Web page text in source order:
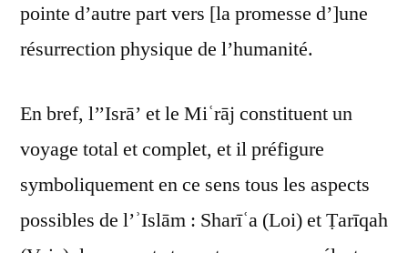
pointe d’autre part vers [la promesse d’]une
résurrection physique de l’humanité.
En bref, l’’Isrā’ et le Miʿrāj constituent un
voyage total et complet, et il préfigure
symboliquement en ce sens tous les aspects
possibles de l’ʾIslām : Sharīʿa (Loi) et Ṭarīqah